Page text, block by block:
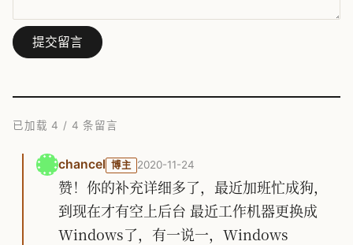
提交留言
已加载4 / 4 条留言
chancel 博主 2020-11-24
赞！你的补充详细多了，最近加班忙成狗，
到现在才有空上后台 最近工作机器更换成
Windows了，有一说一，Windows